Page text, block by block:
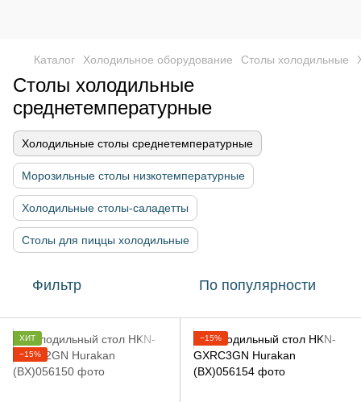
Каталог Холодильное оборудование Столы холодильные
Столы холодильные
среднетемпературные
Холодильные столы среднетемпературные
Морозильные столы низкотемпературные
Холодильные столы-саладетты
Столы для пиццы холодильные
Фильтр По популярности
ХИТ
−15%
−15%